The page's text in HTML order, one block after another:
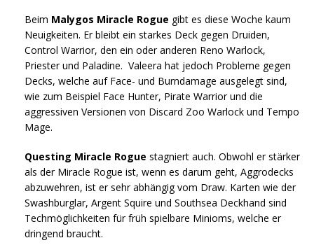
Beim Malygos Miracle Rogue gibt es diese Woche kaum
Neuigkeiten. Er bleibt ein starkes Deck gegen Druiden,
Control Warrior, den ein oder anderen Reno Warlock,
Priester und Paladine. Valeera hat jedoch Probleme gegen
Decks, welche auf Face- und Burndamage ausgelegt sind,
wie zum Beispiel Face Hunter, Pirate Warrior und die
aggressiven Versionen von Discard Zoo Warlock und Tempo
Mage.
Questing Miracle Rogue stagniert auch. Obwohl er stärker
als der Miracle Rogue ist, wenn es darum geht, Aggrodecks
abzuwehren, ist er sehr abhängig vom Draw. Karten wie der
Swashburglar, Argent Squire und Southsea Deckhand sind
Techmöglichkeiten für früh spielbare Minioms, welche er
dringend braucht.